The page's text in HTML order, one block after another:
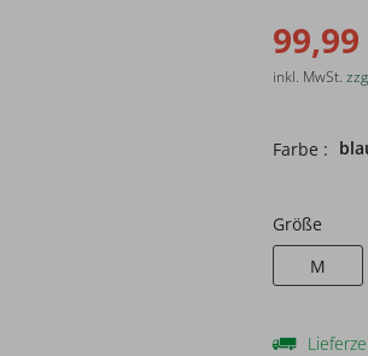
99,99
inkl. MwSt.
Farbe :
Größe
M